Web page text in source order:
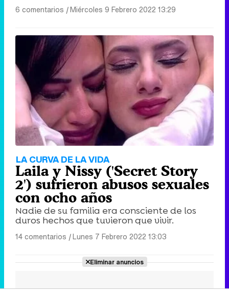
6 comentarios |Miércoles 9 Febrero 2022 13:29
LA CURVA DE LA VIDA
Laila y Nissy ('Secret Story
2') sufrieron abusos sexuales
con ocho años
Nadie de su familia era consciente de los
duros hechos que tuvieron que vivir.
14 comentarios |Lunes 7 Febrero 2022 13:03
Eliminar anuncios